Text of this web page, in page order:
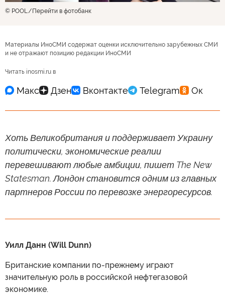
© POOL Перейти в фотобанк
Материалы ИноСМИ содержат оценки исключительно зарубежных СМИ
и не отражают позицию редакции ИноСМИ
Читать inosmi.ru в
Хоть Великобритания и поддерживает Украину
политически, экономические реалии
перевешивают любые амбиции, пишет The New
Statesman. Лондон становится одним из главных
партнеров России по перевозке энергоресурсов.
Уилл Данн (Will Dunn)
Британские компании по-прежнему играют
значительную роль в российской нефтегазовой
экономике.